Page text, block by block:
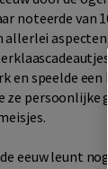
noteerde van
allerlei
en speelde
persoonlijke
eeuw leunt